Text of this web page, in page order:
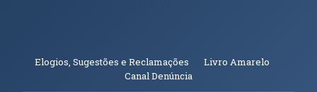
Elogios, Sugestões e Reclamações Livro Amarelo
Canal Denúncia(abre em nova janela)